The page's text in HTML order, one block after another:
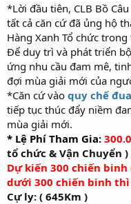
*Lời đầu tiên, CLB Bồ
tất cả căn cứ đã ủng hộ
Hàng Xanh Tổ chức
Để duy trì và phát triển
ứng nhu cầu đam mê,
đợi mùa giải mới của
*Căn cứ vào quy chế
tiếp tục thúc đẩy niềm
mùa giải mới.
* Lệ Phí Tham Gia:
tổ chức & Vận Chuyển )
Dự kiến 300 chiến
dưới 300 chiến binh thì
Cự ly: ( 645Km )